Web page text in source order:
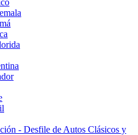
- Desfile de Autos Clásicos y